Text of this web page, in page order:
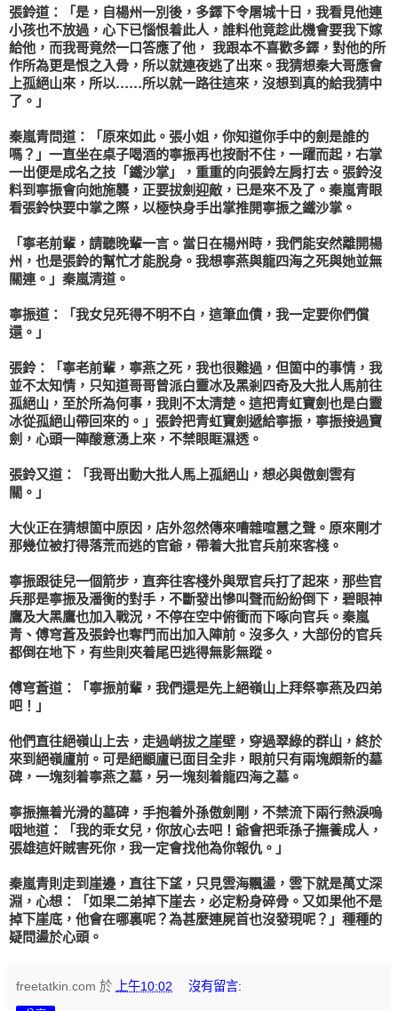
張鈴道：「是，自楊州一別後， 多鐸下令屠城十日，我看見他連
小孩也不放過，心下已惱恨着此人，誰料他竟趁此機會要我下嫁
給他，而我哥竟然一口答應了他， 我跟本不喜歡多鐸 ，對他的所
作所為更是恨之入骨，所以就連夜逃了出來。我猜想秦大哥應會
上孤絕山來，所以……所以就一路往這來，沒想到真的給我猜中
了。」
秦嵐青問道：「原來如此。 張小姐，你知道你手中的劍是誰的
嗎？」一直坐在桌子喝酒的寧振再也按耐不住，一躍而起，右掌
一出便是成名之技「鐵沙掌」，重重的向張鈴左肩打去。 張鈴沒
料到寧振會向她施襲，正要拔劍迎敵，已是來不及了。秦嵐青眼
看張鈴快要中掌之際，以極快身手出掌推開寧振之鐵沙掌。
「寧老前輩，請聽晚輩一言。當日在楊州時，我們能安然離開楊
州 ，也是張鈴的幫忙才能脫身。我想寧燕與龍四海之死與她並無
關連。」 秦嵐清道。
寧振道：「我女兒死得不明不白，這筆血債，我一定要你們償
還。」
張鈴：「寧老前輩， 寧燕之死，我也很難過，但箇中的事情，我
並不太知情，只知道哥哥曾派白靈冰及黑剎四奇及大批人馬前往
孤絕山，至於所為何事，我則不太清楚。這把青虹寶劍也是白靈
冰從孤絕山帶回來的。」 張鈴把青虹寶劍遞給寧振 ， 寧振接過寶
劍，心頭一陣酸意湧上來，不禁眼眶濕透。
張鈴又道：「我哥出動大批人馬上孤絕山，想必與傲劍雲有
關。」
大伙正在猜想箇中原因，店外忽然傳來嘈雜喧囂之聲。原來剛才
那幾位被打得落荒而逃的官爺，帶着大批官兵前來客棧。
寧振跟徒兒一個箭步，直奔往客棧外與眾官兵打了起來，那些官
兵那是寧振及潘衡的對手，不斷發出慘叫聲而紛紛倒下，碧眼神
鷹及大黑鷹也加入戰況，不停在空中俯衝而下啄向官兵。秦嵐
青 、傅穹蒼及張鈴也奪門而出加入陣前。沒多久，大部份的官兵
都倒在地下，有些則夾着尾巴逃得無影無蹤。
傅穹蒼道：「寧振前輩，我們還是先上絕嶺山上拜祭寧燕及四弟
吧！」
他們直往絕嶺山上去，走過峭拔之崖壁，穿過翠綠的群山，終於
來到絕嶺廬前。可是絕顓廬已面目全非，眼前只有兩塊頗新的墓
碑，一塊刻着寧燕之墓，另一塊刻着龍四海之墓。
寧振撫着光滑的墓碑，手抱着外孫傲劍剛 ，不禁流下兩行熱淚嗚
咽地道：「我的乖女兒，你放心去吧！爺會把乖孫子撫養成人，
張雄這奸賊害死你，我一定會找他為你報仇。」
秦嵐青則走到崖邊，直往下望，只見雲海飄盪，雲下就是萬丈深
淵，心想：「如果二弟掉下崖去，必定粉身碎骨。又如果他不是
掉下崖底，他會在哪裏呢？為甚麼連屍首也沒發現呢？」種種的
疑問盪於心頭。
freetatkin.com 於 上午10:02 沒有留言: